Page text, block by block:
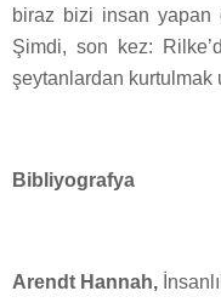
biraz bizi insan yapan
Şimdi, son kez:
şeytanlardan kurtulmak
Bibliyografya
Arendt Hannah,